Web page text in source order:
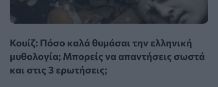
Κουίζ: Πόσο καλά θυμάσαι την ελληνική
μυθολογία; Μπορείς να απαντήσεις σωστά
και στις 3 ερωτήσεις;